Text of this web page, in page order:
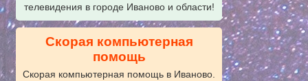
телевидения в городе Иваново и области!
Скорая компьютерная
помощь
Скорая компьютерная помощь в Иваново.